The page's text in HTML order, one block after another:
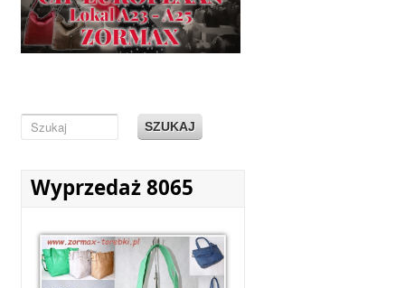
SZUKAJ
Wyprzedaż 8065